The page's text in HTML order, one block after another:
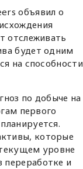
объявил о
отслеживать
будет одним
на способности
по добыче на
первого
которые
уровне
и